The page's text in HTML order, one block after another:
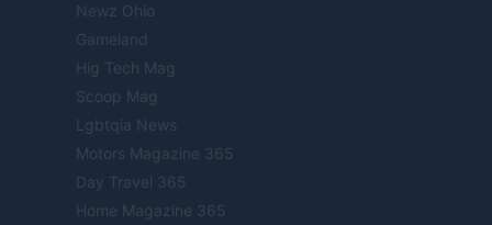
Newz Ohio
Gameland
Hig Tech Mag
Scoop Mag
Lgbtqia News
Motors Magazine 365
Day Travel 365
Home Magazine 365